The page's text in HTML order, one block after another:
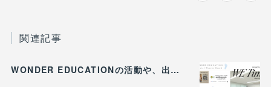
関連記事
WONDER EDUCATIONの活動や、出張講座・講演のご案内をまとめた 『WE Times #26』を公開しました！